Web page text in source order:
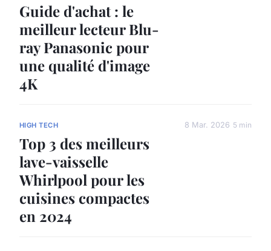
Guide d'achat : le
meilleur lecteur Blu-
ray Panasonic pour
une qualité d'image
4K
HIGH TECH
Top 3 des meilleurs
lave-vaisselle
Whirlpool pour les
cuisines compactes
en 2024
8 Mar. 2026 5 min